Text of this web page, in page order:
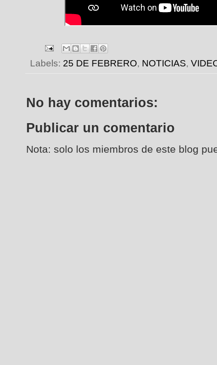
Labels: 25 DE FEBRERO, NOTICIAS,
No hay comentarios:
Publicar un comentario
Nota: solo los miembros de este blog